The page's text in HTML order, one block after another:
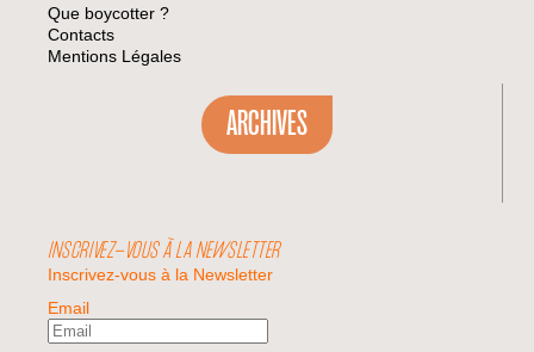
Que boycotter ?
Contacts
Mentions Légales
ARCHIVES
INSCRIVEZ-VOUS À LA NEWSLETTER
Inscrivez-vous à la Newsletter
Email